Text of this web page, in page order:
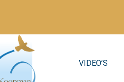
VIDEO’S